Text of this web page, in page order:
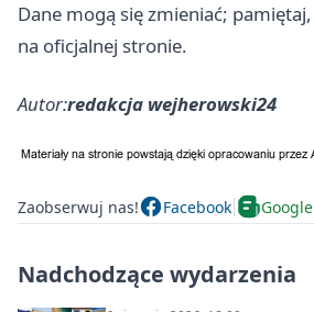
Dane mogą się zmieniać;
na oficjalnej stronie.
Autor:redakcja wejherowski24
Zaobserwuj nas! Facebook
Nadchodzące wydarzenia